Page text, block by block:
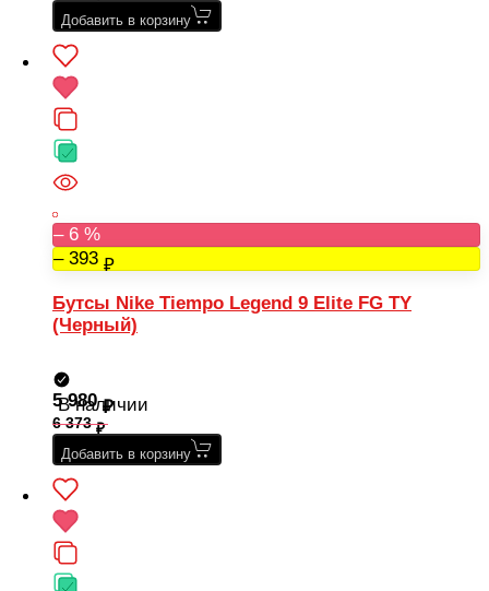
Добавить в корзину
– 6 %
– 393
Бутсы Nike Tiempo Legend 9 Elite FG TY
(Черный)
В наличии
5 980
6 373
Добавить в корзину